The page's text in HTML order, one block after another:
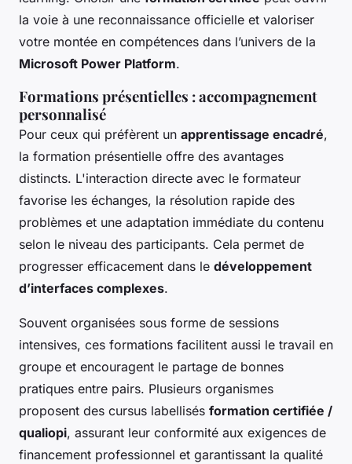
la voie à une reconnaissance officielle et valoriser
votre montée en compétences dans l’univers de la
Microsoft Power Platform.
Formations présentielles : accompagnement
personnalisé
Pour ceux qui préfèrent un apprentissage encadré,
la formation présentielle offre des avantages
distincts. L'interaction directe avec le formateur
favorise les échanges, la résolution rapide des
problèmes et une adaptation immédiate du contenu
selon le niveau des participants. Cela permet de
progresser efficacement dans le développement
d’interfaces complexes.
Souvent organisées sous forme de sessions
intensives, ces formations facilitent aussi le travail en
groupe et encouragent le partage de bonnes
pratiques entre pairs. Plusieurs organismes
proposent des cursus labellisés formation certifiée /
qualiopi, assurant leur conformité aux exigences de
financement professionnel et garantissant la qualité